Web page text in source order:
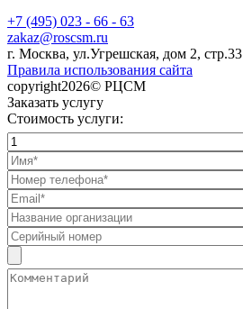
+7 (495) 023 - 66 - 63
zakaz@roscsm.ru
г. Москва, ул.Угрешская, дом 2, стр.33
Правила использования сайта
copyright2026© РЦСМ
Заказать услугу
Стоимость услуги: